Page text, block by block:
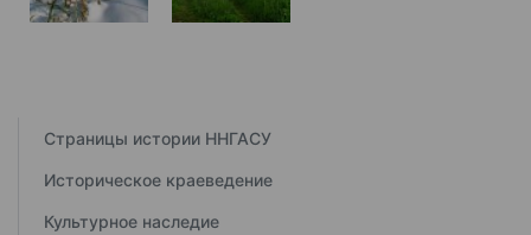
Страницы истории ННГАСУ
Историческое краеведение
Культурное наследие